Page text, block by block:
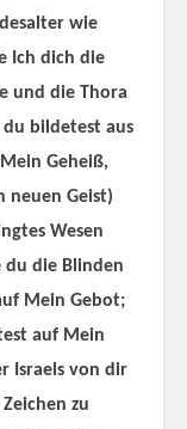
wie
Ich dich die
und die Thora
bildetest aus
Geheiß,
neuen Geist)
Wesen
du die Blinden
Mein Gebot;
auf Mein
Israels von dir
zu